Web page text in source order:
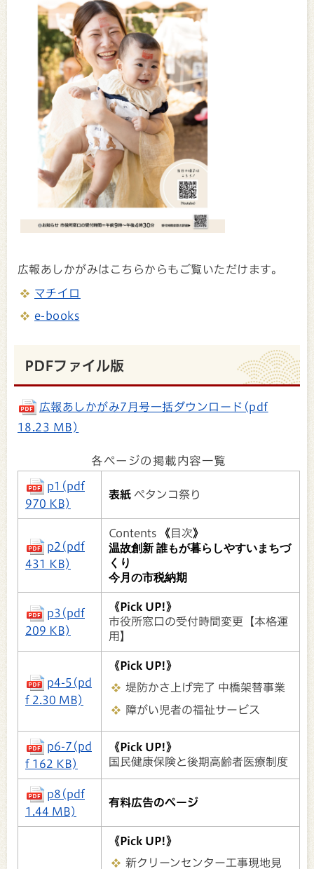
広報あしかがみはこちらからもご覧いただけます。
マチイロ
e-books
PDFファイル版
広報あしかがみ7月号一括ダウンロード(pdf
18.23 MB)
各ページの掲載内容一覧
p1(pdf
970 KB)
表紙 ペタンコ祭り
p2(pdf
431 KB)
Contents 《目次》
温故創新 誰もが暮らしやすいまちづ
くり
今月の市税納期
p3(pdf
209 KB)
《Pick UP!》
市役所窓口の受付時間変更【本格運
用】
p4-5(pd
f 2.30 MB)
《Pick UP!》
堤防かさ上げ完了 中橋架替事業
障がい児者の福祉サービス
p6-7(pd
f 162 KB)
《Pick UP!》
国民健康保険と後期高齢者医療制度
p8(pdf
1.44 MB)
有料広告のページ
《Pick UP!》
新クリーンセンター工事現地見